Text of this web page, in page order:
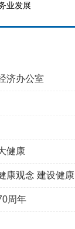
业发展
济办公室
健康
康观念 建设健康
周年